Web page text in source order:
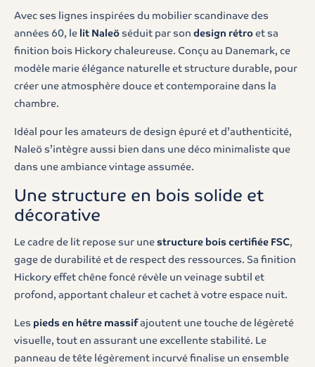
Avec ses lignes inspirées du mobilier scandinave des
années 60, le lit Naleöséduit par son design rétroet sa
finition bois Hickory chaleureuse. Conçu au Danemark, ce
modèle marie élégance naturelle et structure durable, pour
créer une atmosphère douce et contemporaine dans la
chambre.
Idéal pour les amateurs de design épuré et d’authenticité,
Naleö s’intègre aussi bien dans une déco minimaliste que
dans une ambiance vintage assumée.
Une structure en bois solide et
décorative
Le cadre de lit repose sur unestructure bois certifiée FSC,
gage de durabilité et de respect des ressources. Sa finition
Hickory effet chêne foncé révèle un veinage subtil et
profond, apportant chaleur et cachet à votre espace nuit.
Les pieds en hêtre massifajoutent une touche de légèreté
visuelle, tout en assurant une excellente stabilité. Le
panneau de tête légèrement incurvé finalise un ensemble